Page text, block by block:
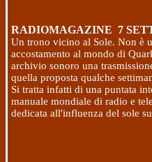
RADIOMAGAZINE 7
Un trono vicino al Sole. Non è
accostamento al mondo di
archivio sonoro una
quella proposta qualche
Si tratta infatti di una puntata
manuale mondiale di radio e
dedicata all'influenza del sole